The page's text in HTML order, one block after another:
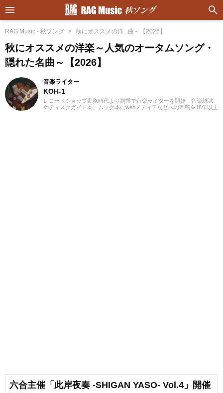
RAG Music - 秋ソング 秋にオススメの洋...曲～【2026】
秋にオススメの洋楽～人気のオータムソング・
隠れた名曲～【2026】
音楽ライター
KOH-1
レコードショップ勤務時代より副業で音楽ライターを開始、音楽雑誌
やディスクガイド本、ムック本にwebメディアなどへの寄稿を18年以上
六合主催「此岸夜奏 -SHIGAN YASO- Vol.4」開催